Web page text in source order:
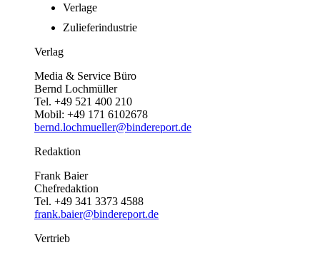
Verlage
Zulieferindustrie
Verlag
Media & Service Büro
Bernd Lochmüller
Tel. +49 521 400 210
Mobil: +49 171 6102678
bernd.lochmueller@bindereport.de
Redaktion
Frank Baier
Chefredaktion
Tel. +49 341 3373 4588
frank.baier@bindereport.de
Vertrieb